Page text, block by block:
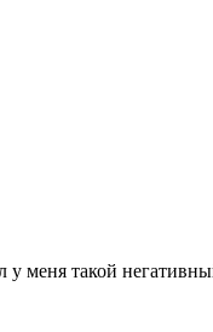
меня такой